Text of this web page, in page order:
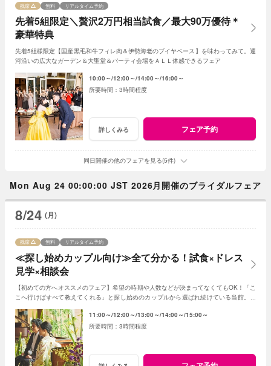
先着5組限定＼贅沢2万円相当試食／最大90万優待＊
豪華特典
残席 無料 リアルタイム予約
先着5組様限定【国産黒毛和牛フィレ肉＆伊勢海老のブイヤベース】を味わってみて。運
河沿いの広大なガーデン＆大聖堂＆パーティ会場をＡＬＬ体感できるフェア
10:00～ 12:00～ 14:00～ 16:00～
3時間程度
詳しくみる フェア予約
同日開催の他のフェアを見る(5件)
Mon Aug 24 00:00:00 JST 2026月開催のブライダルフェア
8/24 (月)
≪探し始めカップル向け≫全て分かる！試食×ドレス
見学×相談会
残席 無料 リアルタイム予約
【初めての方へオススメのフェア】希望の時期や人数などが決まってなくてもOK！「こ
こへ行けばすべて教えてくれる」と探し始めのカップルから選ばれ続けている当館。お
11:00～ 12:00～ 13:00～ 14:00～ 15:00～
3時間程度